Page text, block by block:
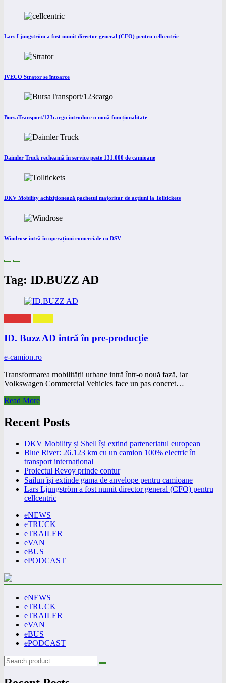
Lars Ljungström a fost numit director general (CFO) pentru cellcentric
IVECO Strator se întoarce
BursaTransport/123cargo introduce o nouă funcționalitate
Daimler Truck recheamă în service peste 131.000 de camioane
DKV Mobility achiziționează pachetul majoritar de acțiuni la Tolltickets
Windrose intră în operațiuni comerciale cu DSV
Tag: ID.BUZZ AD
ID. Buzz AD intră în pre-producție
e-camion.ro
Transformarea mobilității urbane intră într-o nouă fază, iar
Volkswagen Commercial Vehicles face un pas concret…
Read More
Recent Posts
DKV Mobility și Shell își extind parteneriatul european
Blue River: 26.123 km cu un camion 100% electric în
transport internațional
Proiectul Revoy prinde contur
Sailun își extinde gama de anvelope pentru camioane
Lars Ljungström a fost numit director general (CFO) pentru
cellcentric
eNEWS
eTRUCK
eTRAILER
eVAN
eBUS
ePODCAST
eNEWS
eTRUCK
eTRAILER
eVAN
eBUS
ePODCAST